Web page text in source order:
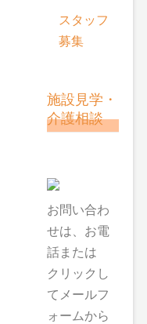
スタッフ
募集
施設見学・
介護相談
お問い合わ
せは、お電
話または
クリックし
てメールフ
ォームから